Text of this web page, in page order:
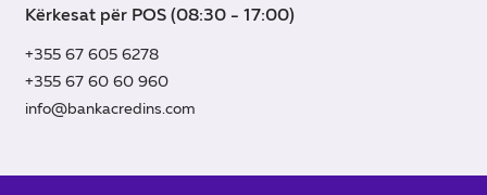
Kërkesat për POS (08:30 - 17:00)
+355 67 605 6278
+355 67 60 60 960
info@bankacredins.com